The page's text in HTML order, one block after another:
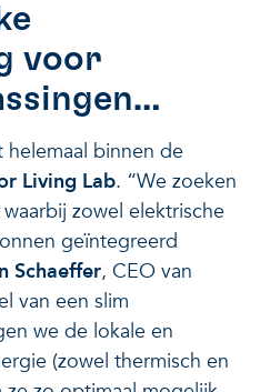
voor
binnen de
Living Lab. “We zoeken
zowel elektrische
geïntegreerd
Schaeffer, CEO van
van een slim
we de lokale en
(zowel thermisch en